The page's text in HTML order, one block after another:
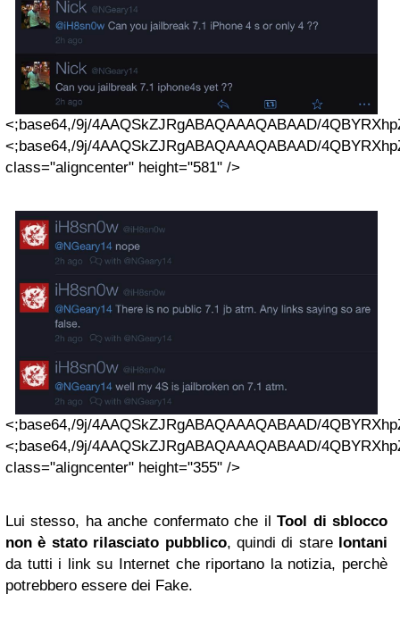
<;base64,/9j/
<;base64,/9j/
Lui stesso, ha anche confermato che ilTool di sblocco
non è stato rilasciato pubblico, quindi di stare lontani
da tutti i link su Internet che riportano la notizia, perchè
potrebbero essere dei Fake.